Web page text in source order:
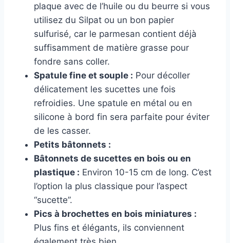
plaque avec de l’huile ou du beurre si vous
utilisez du Silpat ou un bon papier
sulfurisé, car le parmesan contient déjà
suffisamment de matière grasse pour
fondre sans coller.
Spatule fine et souple : Pour décoller
délicatement les sucettes une fois
refroidies. Une spatule en métal ou en
silicone à bord fin sera parfaite pour éviter
de les casser.
Petits bâtonnets :
Bâtonnets de sucettes en bois ou en
plastique : Environ 10-15 cm de long. C’est
l’option la plus classique pour l’aspect
“sucette”.
Pics à brochettes en bois miniatures :
Plus fins et élégants, ils conviennent